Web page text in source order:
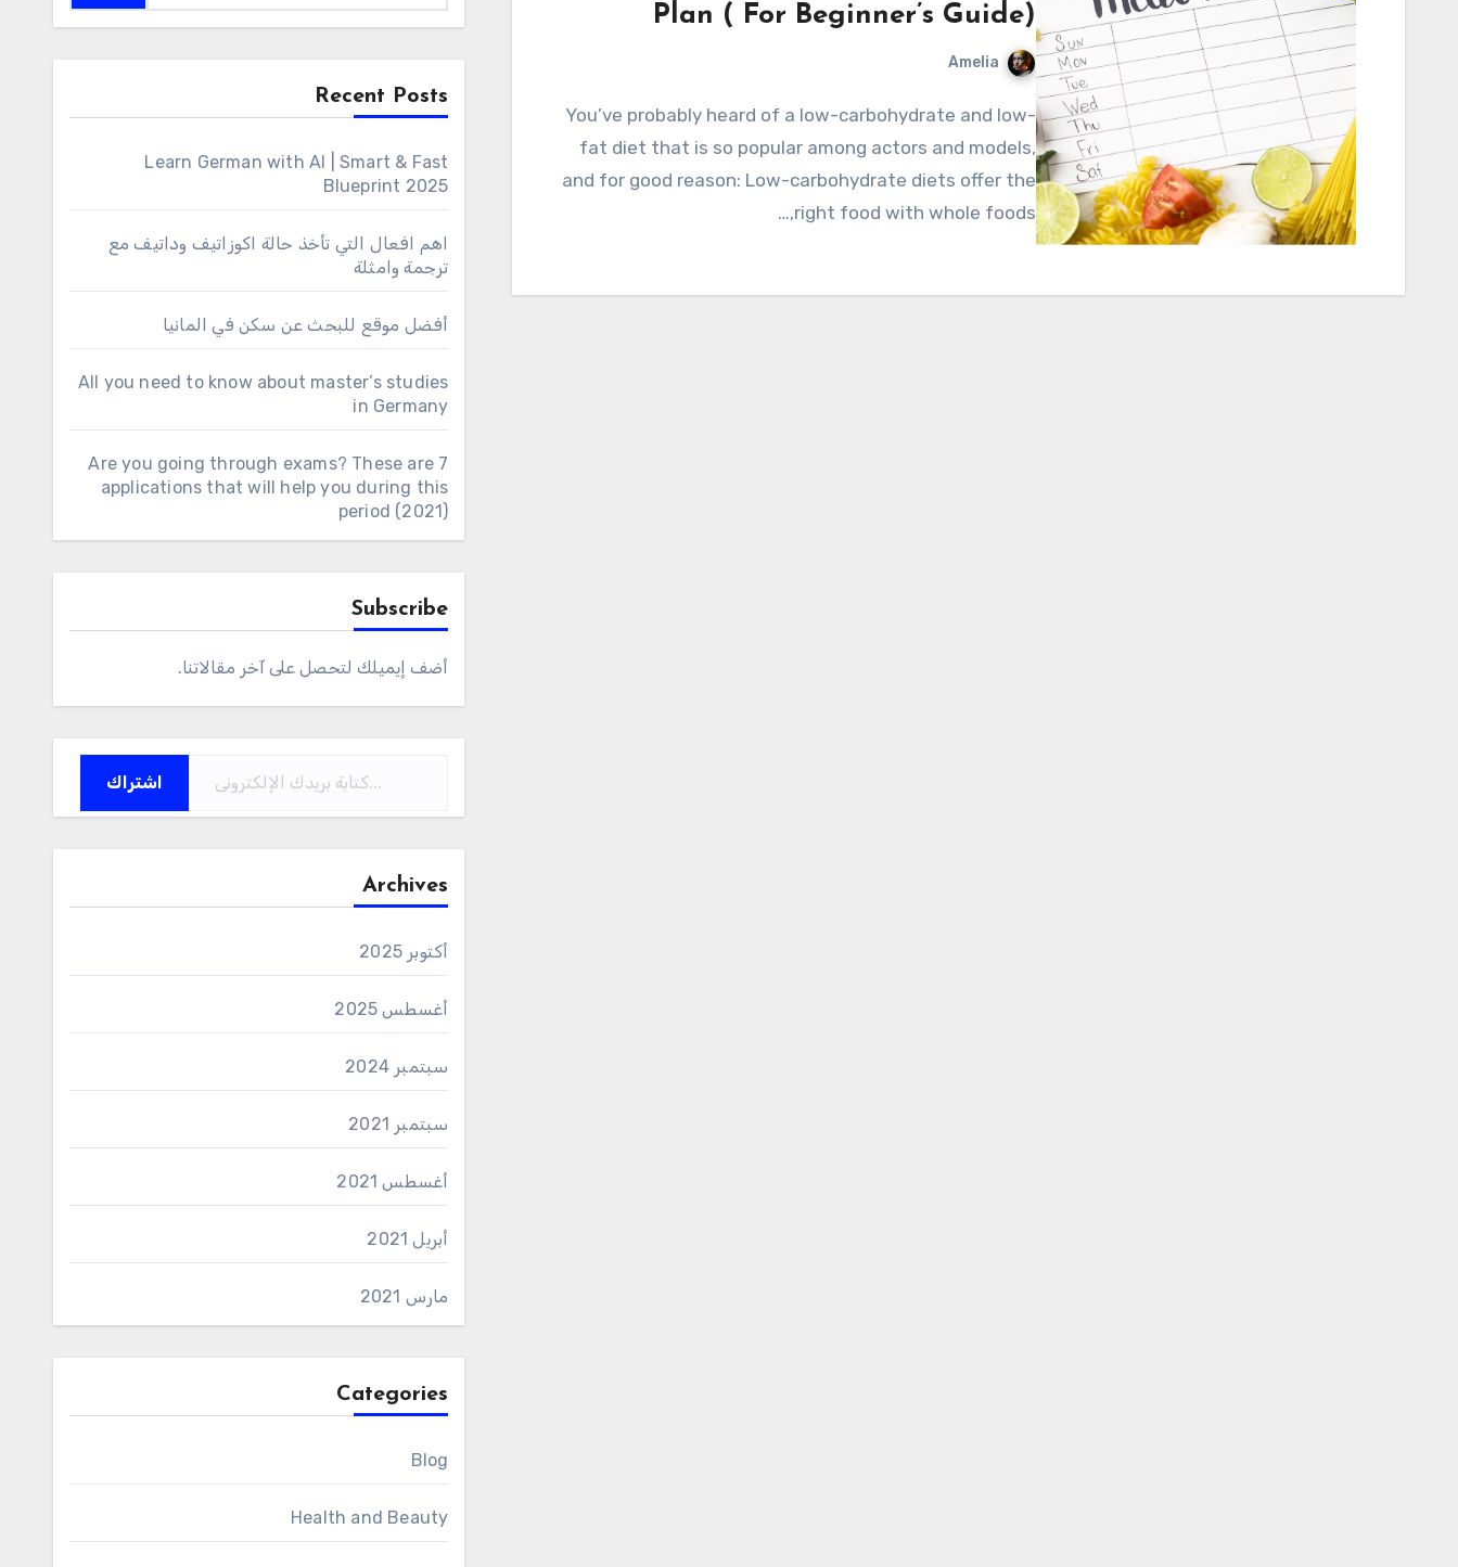
Plan ( For Beginner’s Guide)
Amelia
You’ve probably heard of a low-carbohydrate and low-
fat diet that is so popular among actors and models,
and for good reason: Low-carbohydrate diets offer the
right food with whole foods,…
Recent Posts
Learn German with AI | Smart & Fast
Blueprint 2025
اهم افعال التي تأخذ حالة اكوزاتيف وداتيف مع
ترجمة وامثلة
أفضل موقع للبحث عن سكن في المانيا
All you need to know about master’s studies
in Germany
Are you going through exams? These are 7
applications that will help you during this
period (2021)
Subscribe
أضف إيميلك لتحصل على آخر مقالاتنا.
اشتراك
Archives
أكتوبر 2025
أغسطس 2025
سبتمبر 2024
سبتمبر 2021
أغسطس 2021
أبريل 2021
مارس 2021
Categories
Blog
Health and Beauty